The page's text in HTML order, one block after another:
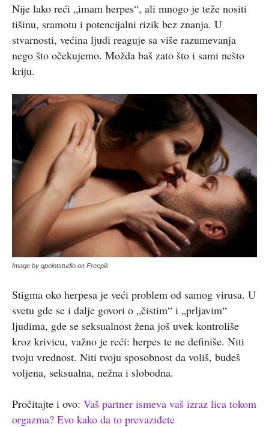
Nije lako reći „imam herpes“, ali mnogo je teže nositi
tišinu, sramotu i potencijalni rizik bez znanja. U
stvarnosti, većina ljudi reaguje sa više razumevanja
nego što očekujemo. Možda baš zato što i sami nešto
kriju.
Image by gpointstudio on Freepik
Stigma oko herpesa je veći problem od samog virusa. U
svetu gde se i dalje govori o „čistim“ i „prljavim“
ljudima, gde se seksualnost žena još uvek kontroliše
kroz krivicu, važno je reći: herpes te ne definiše. Niti
tvoju vrednost. Niti tvoju sposobnost da voliš, budeš
voljena, seksualna, nežna i slobodna.
Pročitajte i ovo: Vaš partner ismeva vaš izraz lica tokom
orgazma? Evo kako da to prevaziđete